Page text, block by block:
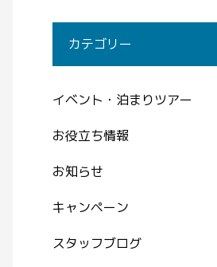
カテゴリー
イベント・泊まりツアー
お役立ち情報
お知らせ
キャンペーン
スタッフブログ